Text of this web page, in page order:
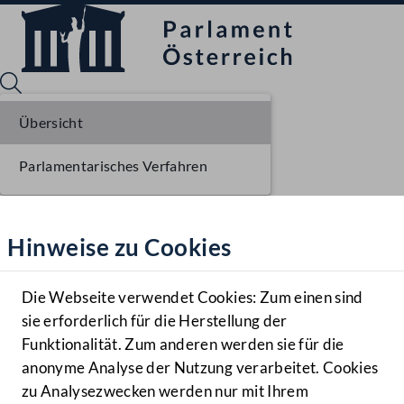
Hilfe
Benutzer
Navigationsmenü öffnen
MENÜ
Hinweise zu Cookies
Die Webseite verwendet Cookies: Zum einen sind
sie erforderlich für die Herstellung der
Funktionalität. Zum anderen werden sie für die
anonyme Analyse der Nutzung verarbeitet. Cookies
zu Analysezwecken werden nur mit Ihrem
Übersicht
Parlamentarisches Verfahren